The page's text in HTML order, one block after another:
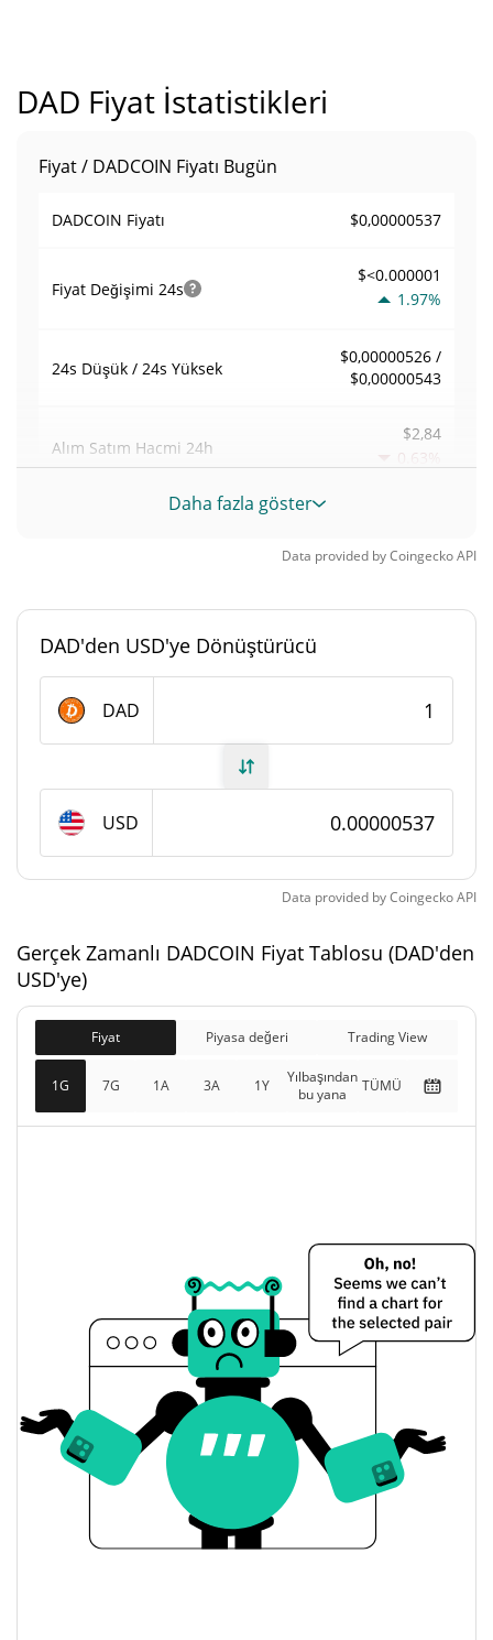
DAD Fiyat İstatistikleri
Fiyat / DADCOIN Fiyatı Bugün
DADCOIN Fiyatı $0,00000537
Fiyat Değişimi 24s
$<0.000001
1.97%
24s Düşük / 24s Yüksek
$0,00000526 /
$0,00000543
Alım Satım Hacmi 24h
$2,84
0.63%
Hacim / Piyasa Değeri
DADCOIN Arzı
Toplam Arz 999.798.342,982 DAD
Piyasa Değeri
$5.368,73
Tamamen Seyreltilmiş
Piyasa değeri
$5.368,73
Dünkü DADCOIN Fiyatı
$0,0000052828501 /
$0,0000053162804
Dünkü Değişim 1.33%
Bitcoin Fiyat Geçmişi
7g Düşük/7g Yüksek
$0,0000051399306 /
Daha fazla göster
Data provided byCoingeckoAPI
DAD'den USD'ye Dönüştürücü
DAD
USD
Data provided byCoingeckoAPI
Gerçek Zamanlı DADCOIN Fiyat Tablosu (DAD'den
USD'ye)
Fiyat Piyasa değeri Trading View
1G 7G 1A 3A 1Y
Yılbaşından
bu yana
TÜMÜ